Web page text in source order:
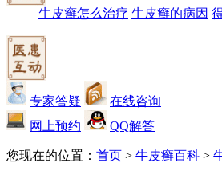
牛皮癣怎么治疗 牛皮癣的病因
专家答疑
在线咨询
网上预约
QQ解答
您现在的位置： 首页 > 牛皮癣百科 >